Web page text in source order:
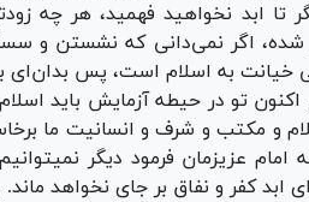
تا ابد نخواهید فهمید، هر چه
شده، اگر نمی‌دانی که نشستن و
خیانت به اسلام است، پس بدان‌ای
تو در حیطه آزمایش باید اسلام
و مکتب و شرف و انسانیت ما
عزیزمان فرمود دیگر
کفر و نفاق بر جای نخواهد ماند.